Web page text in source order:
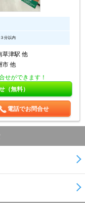
分以内
草津駅 他
市 他
せができます！
（無料）
電話でお問合せ